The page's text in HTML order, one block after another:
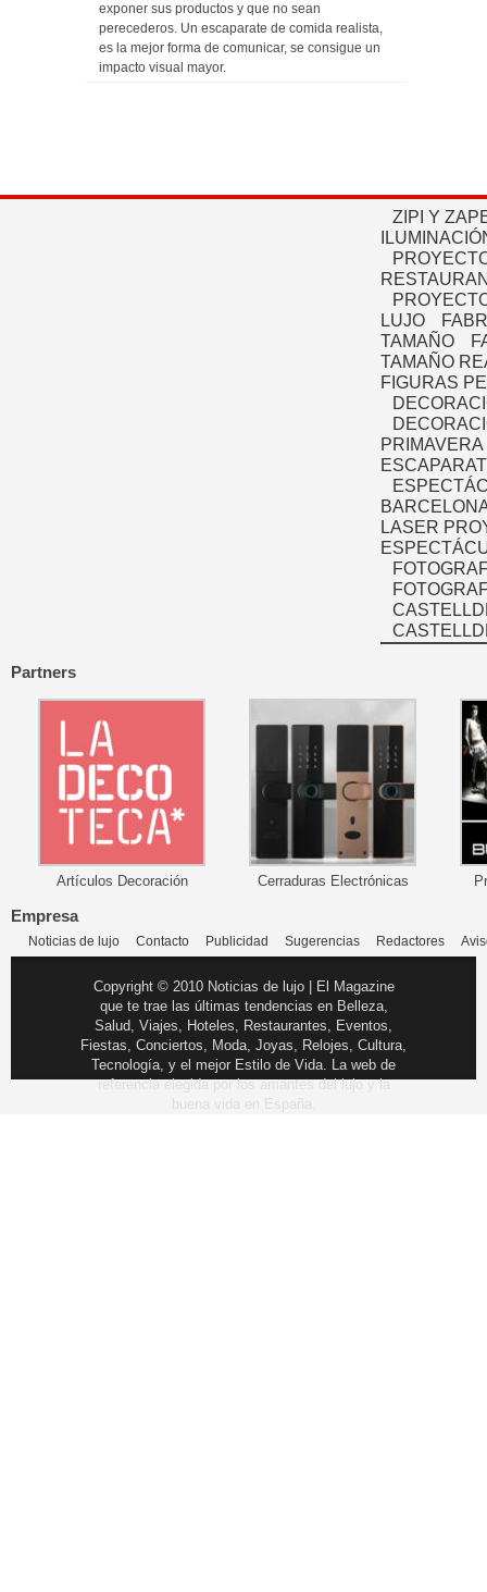
exponer sus productos y que no sean
perecederos. Un escaparate de comida realista,
es la mejor forma de comunicar, se consigue un
impacto visual mayor.
ZIPI Y
LUJO
TAMAÑO
TAMAÑO
FIGURAS
PRIMAVERA
LASER
Partners
Artículos Decoración Cerraduras Electrónicas
Empresa
Noticias de lujo Contacto Publicidad Sugerencias Redactores
Copyright © 2010 Noticias de lujo | El Magazine
que te trae las últimas tendencias en Belleza,
Salud, Viajes, Hoteles, Restaurantes, Eventos,
Fiestas, Conciertos, Moda, Joyas, Relojes, Cultura,
Tecnología, y el mejor Estilo de Vida. La web de
referencia elegida por los amantes del lujo y la